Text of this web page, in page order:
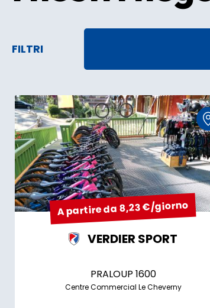
FILTRI
A partire da 8,23 €/giorno
VERDIER SPORT
PRALOUP 1600
Centre Commercial Le Cheverny